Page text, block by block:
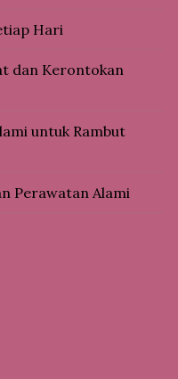
Hari
dan Kerontokan
untuk Rambut
Perawatan Alami